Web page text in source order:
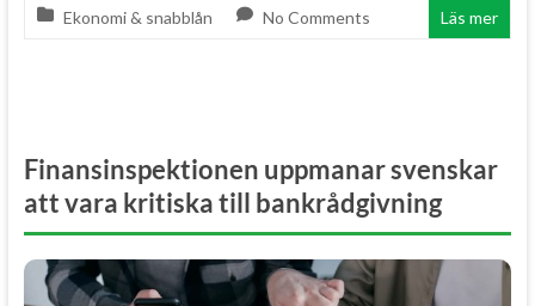
Ekonomi & snabblån No Comments Läs mer
Finansinspektionen uppmanar svenskar
att vara kritiska till bankrådgivning